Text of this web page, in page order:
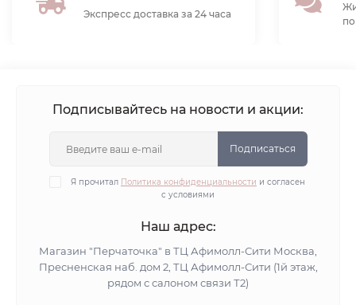
Экспресс доставка за 24 часа
Подписывайтесь на новости и акции:
Подписаться
Я прочитал Политика конфиденциальности и согласен
с условиями
Наш адрес:
Магазин "Перчаточка" в ТЦ Афимолл-Сити Москва,
Пресненская наб. дом 2, ТЦ Афимолл-Сити (1й этаж,
рядом с салоном связи Т2)